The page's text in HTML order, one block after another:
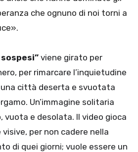
che ognuno di noi torni a
viene girato per
per rimarcare l’inquietudine
una città deserta e svuotata
Un’immagine solitaria
e desolata. Il video gioca
per non cadere nella
di quei giorni; vuole essere un